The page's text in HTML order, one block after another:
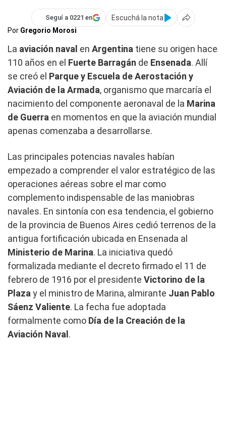
Seguí a 0221 en
Escuchá la nota
Por Gregorio Morosi
La aviación naval en Argentina tiene su origen hace
110 años en el Fuerte Barragán de Ensenada. Allí
se creó el Parque y Escuela de Aerostación y
Aviación de la Armada, organismo que marcaría el
nacimiento del componente aeronaval de la Marina
de Guerra en momentos en que la aviación mundial
apenas comenzaba a desarrollarse.
Las principales potencias navales habían
empezado a comprender el valor estratégico de las
operaciones aéreas sobre el mar como
complemento indispensable de las maniobras
navales. En sintonía con esa tendencia, el gobierno
de la provincia de Buenos Aires cedió terrenos de la
antigua fortificación ubicada en Ensenada al
Ministerio de Marina. La iniciativa quedó
formalizada mediante el decreto firmado el 11 de
febrero de 1916 por el presidente Victorino de la
Plaza y el ministro de Marina, almirante Juan Pablo
Sáenz Valiente. La fecha fue adoptada
formalmente como Día de la Creación de la
Aviación Naval.